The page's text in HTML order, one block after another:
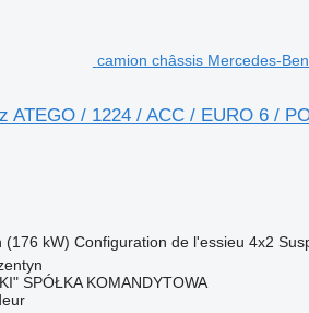
camion châssis Mercedes-
ATEGO / 1224 / ACC / EURO 6 /
(176 kW) Configuration de l'essieu 4x2
SPÓŁKA KOMANDYTOWA